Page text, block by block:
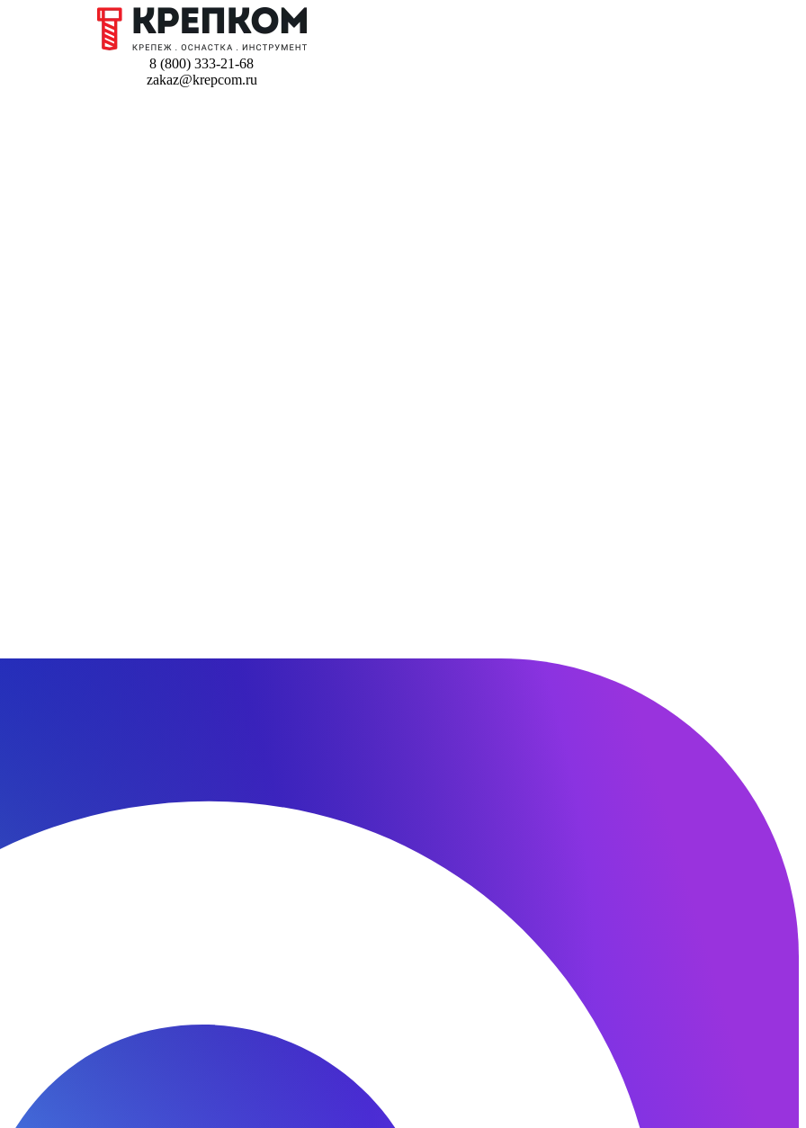
8 (800) 333-21-68
zakaz@krepcom.ru